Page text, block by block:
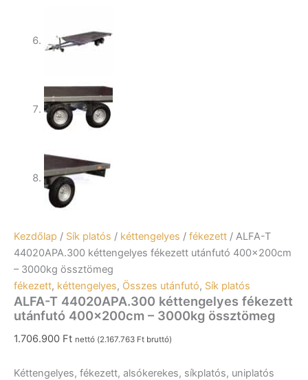
Kezdőlap / Sík platós / kéttengelyes / fékezett / ALFA-T
44020APA.300 kéttengelyes fékezett utánfutó 400x200cm
– 3000kg össztömeg
fékezett, kéttengelyes, Összes utánfutó, Sík platós
ALFA-T 44020APA.300 kéttengelyes fékezett
utánfutó 400x200cm – 3000kg össztömeg
1.706.900 Ft nettó (2.167.763 Ft bruttó)
Kéttengelyes, fékezett, alsókerekes, síkplatós, uniplatós